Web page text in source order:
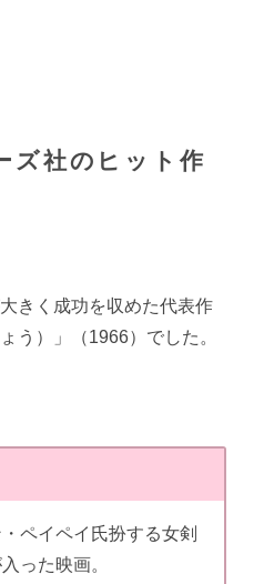
ズ社のヒット作
きく成功を収めた代表作
う）」（1966）でした。
ペイペイ氏扮する女剣
った映画。